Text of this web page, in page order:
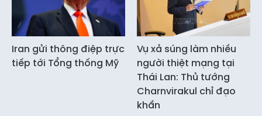
Iran gửi thông điệp trực
tiếp tới Tổng thống Mỹ
Vụ xả súng làm nhiều
người thiệt mạng tại
Thái Lan: Thủ tướng
Charnvirakul chỉ đạo
khẩn